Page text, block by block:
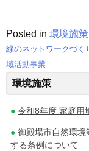
Posted in 環境施策
投
稿
ナ
ビ
緑のネットワークづく
域活動事業
環境施策
令和8年度 家庭用
御殿場市自然環境
する条例について